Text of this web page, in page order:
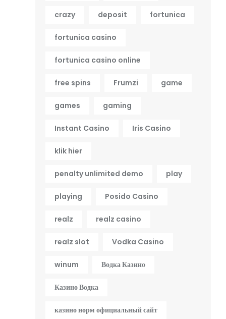
crazy deposit fortunica
fortunica casino
fortunica casino online
free spins Frumzi game
games gaming
Instant Casino Iris Casino
klik hier
penalty unlimited demo play
playing Posido Casino
realz realz casino
realz slot Vodka Casino
winum Водка Казино
Казино Водка
казино норм официальный сайт